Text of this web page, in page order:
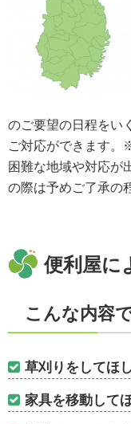
のご要望の日程をい
ご対応ができます
困難な地域や対応が
の際は予めご了承の
便利屋に
こんな内容
草刈りをしてほ
家具を移動して